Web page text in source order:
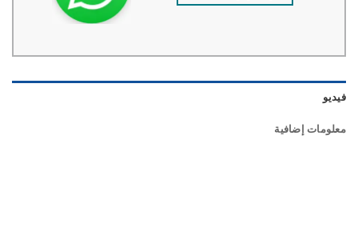
إضافية